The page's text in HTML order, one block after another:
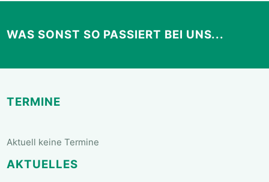
WAS SONST SO PASSIERT BEI UNS...
TERMINE
Aktuell keine Termine
AKTUELLES